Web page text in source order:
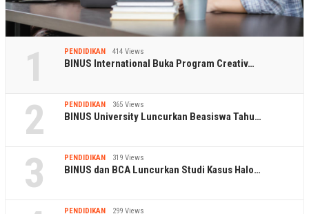
1 PENDIDIKAN 414 Views
BINUS International Buka Program Creativ…
2 PENDIDIKAN 365 Views
BINUS University Luncurkan Beasiswa Tahu…
3 PENDIDIKAN 319 Views
BINUS dan BCA Luncurkan Studi Kasus Halo…
PENDIDIKAN 299 Views